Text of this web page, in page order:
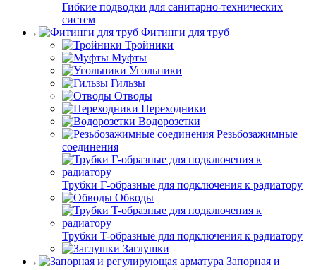
Гибкие подводки для санитарно-технических
систем
Фитинги для труб
Тройники
Муфты
Угольники
Гильзы
Отводы
Переходники
Водорозетки
Резьбозажимные
соединения
Трубки Г-образные для подключения к радиатору
Обводы
Трубки T-образные для подключения к радиатору
Заглушки
Запорная и